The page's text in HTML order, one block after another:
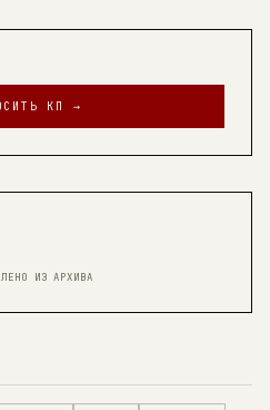
КП →
ИЗ АРХИВА